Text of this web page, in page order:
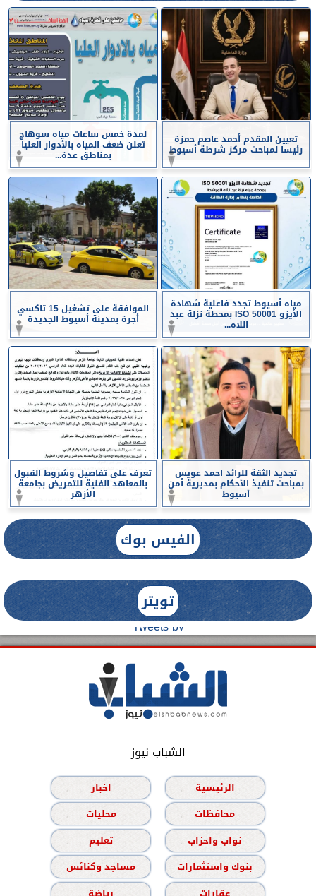
تعيين المقدم أحمد عاصم حمزة
رئيسا لمباحث مركز شرطة أسيوط
لمدة خمس ساعات مياه سوهاج
تعلن ضعف المياه بالأدوار العليا
بمناطق عدة...
مياه أسيوط تجدد فاعلية شهادة
الأيزو ISO 50001 بمحطة نزلة عبد
اللاه...
الموافقة على تشغيل 15 تاكسي
أجرة بمدينة أسيوط الجديدة
تجديد الثقة للرائد احمد عويس
بمباحث تنفيذ الأحكام بمديرية أمن
أسيوط
تعرف على تفاصيل وشروط القبول
بالمعاهد الفنية للتمريض بجامعة
الأزهر
الفيس بوك
تويتر
Tweets by
الشباب نيوز
الرئيسية
اخبار
محافظات
محليات
نواب واحزاب
تعليم
بنوك واستثمارات
مساجد وكنائس